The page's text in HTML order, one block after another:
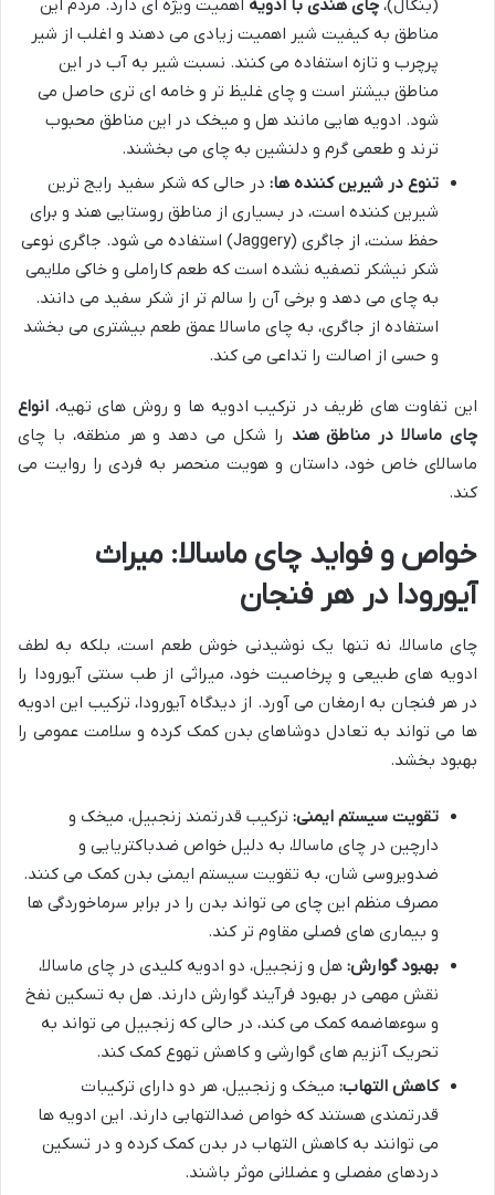
(بنگال)، چای هندی با ادویه اهمیت ویژه ای دارد. مردم این
مناطق به کیفیت شیر اهمیت زیادی می دهند و اغلب از شیر
پرچرب و تازه استفاده می کنند. نسبت شیر به آب در این
مناطق بیشتر است و چای غلیظ تر و خامه ای تری حاصل می
شود. ادویه هایی مانند هل و میخک در این مناطق محبوب
ترند و طعمی گرم و دلنشین به چای می بخشند.
تنوع در شیرین کننده ها: در حالی که شکر سفید رایج ترین
شیرین کننده است، در بسیاری از مناطق روستایی هند و برای
حفظ سنت، از جاگری (Jaggery) استفاده می شود. جاگری نوعی
شکر نیشکر تصفیه نشده است که طعم کاراملی و خاکی ملایمی
به چای می دهد و برخی آن را سالم تر از شکر سفید می دانند.
استفاده از جاگری، به چای ماسالا عمق طعم بیشتری می بخشد
و حسی از اصالت را تداعی می کند.
این تفاوت های ظریف در ترکیب ادویه ها و روش های تهیه، انواع
چای ماسالا در مناطق هند را شکل می دهد و هر منطقه، با چای
ماسالای خاص خود، داستان و هویت منحصر به فردی را روایت می
کند.
خواص و فواید چای ماسالا: میراث
آیورودا در هر فنجان
چای ماسالا، نه تنها یک نوشیدنی خوش طعم است، بلکه به لطف
ادویه های طبیعی و پرخاصیت خود، میراثی از طب سنتی آیورودا را
در هر فنجان به ارمغان می آورد. از دیدگاه آیورودا، ترکیب این ادویه
ها می تواند به تعادل دوشاهای بدن کمک کرده و سلامت عمومی را
بهبود بخشد.
تقویت سیستم ایمنی: ترکیب قدرتمند زنجبیل، میخک و
دارچین در چای ماسالا، به دلیل خواص ضدباکتریایی و
ضدویروسی شان، به تقویت سیستم ایمنی بدن کمک می کنند.
مصرف منظم این چای می تواند بدن را در برابر سرماخوردگی ها
و بیماری های فصلی مقاوم تر کند.
بهبود گوارش: هل و زنجبیل، دو ادویه کلیدی در چای ماسالا،
نقش مهمی در بهبود فرآیند گوارش دارند. هل به تسکین نفخ
و سوءهاضمه کمک می کند، در حالی که زنجبیل می تواند به
تحریک آنزیم های گوارشی و کاهش تهوع کمک کند.
کاهش التهاب: میخک و زنجبیل، هر دو دارای ترکیبات
قدرتمندی هستند که خواص ضدالتهابی دارند. این ادویه ها
می توانند به کاهش التهاب در بدن کمک کرده و در تسکین
دردهای مفصلی و عضلانی موثر باشند.